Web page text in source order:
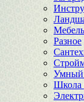
Разное
Умный
Школа